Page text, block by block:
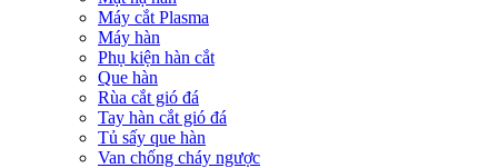
Máy cắt Plasma
Máy hàn
Phụ kiện hàn cắt
Que hàn
Rùa cắt gió đá
Tay hàn cắt gió đá
Tủ sấy que hàn
Van chống cháy ngược